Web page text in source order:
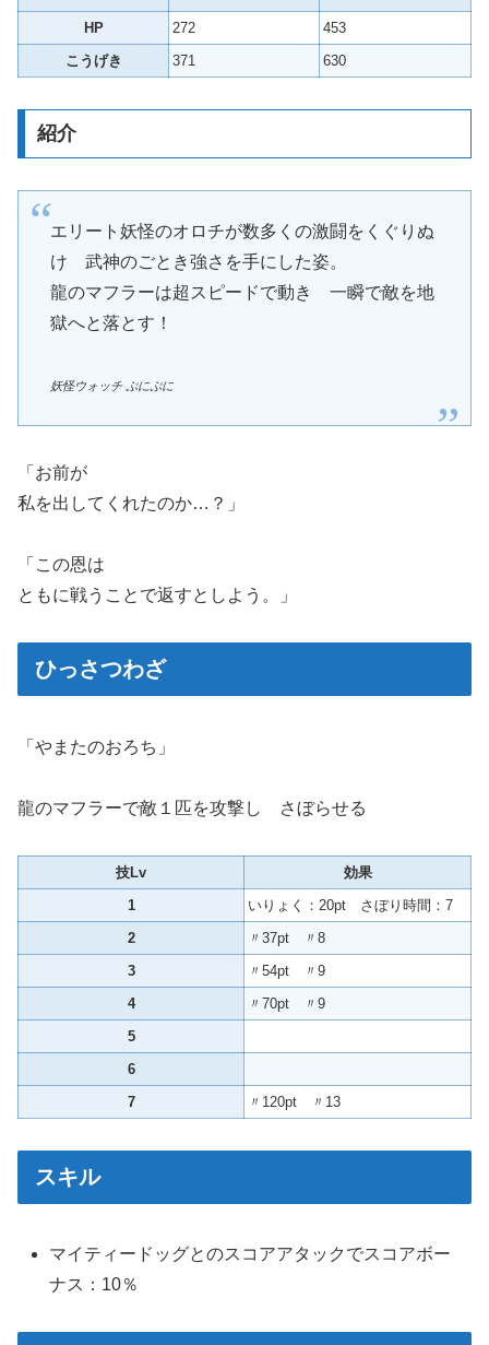
HP
272
453
こうげき
371 630
紹介
エリート妖怪のオロチが数多くの激闘をくぐりぬ
け 武神のごとき強さを手にした姿。
龍のマフラーは超スピードで動き 一瞬で敵を地
獄へと落とす！
妖怪ウォッチ ぷにぷに
「お前が
私を出してくれたのか…？」
「この恩は
ともに戦うことで返すとしよう。」
ひっさつわざ
「やまたのおろち」
龍のマフラーで敵１匹を攻撃し さぼらせる
技Lv
効果
1
いりょく：20pt さぼり時間：7
2
〃37pt 〃8
3
〃54pt 〃9
4
〃70pt 〃9
5
6
7
〃120pt 〃13
スキル
マイティードッグとのスコアアタックでスコアボー
ナス：10％